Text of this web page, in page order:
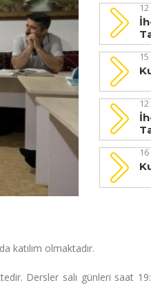
15
katılım olmaktadır.
Dersler salı günleri saat